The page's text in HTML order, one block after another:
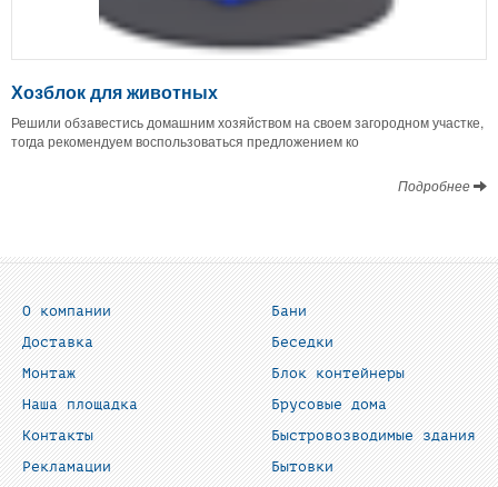
Хозблок для животных
Решили обзавестись домашним хозяйством на своем загородном участке,
тогда рекомендуем воспользоваться предложением ко
Подробнее
О компании
Доставка
Монтаж
Наша площадка
Контакты
Рекламации
Бани
Беседки
Блок контейнеры
Брусовые дома
Быстровозводимые здания
Бытовки